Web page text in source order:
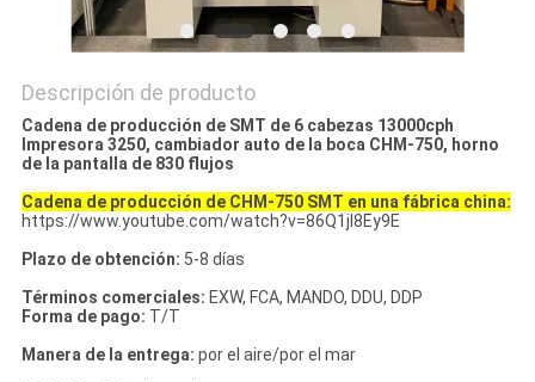
Descripción de producto
Cadena de producción de SMT de 6 cabezas 13000cph
Impresora 3250, cambiador auto de la boca CHM-750, horno
de la pantalla de 830 flujos
Cadena de producción de CHM-750 SMT en una fábrica china:
https://www.youtube.com/watch?v=86Q1jI8Ey9E
Plazo de obtención: 5-8 días
Términos comerciales: EXW, FCA, MANDO, DDU, DDP
Forma de pago: T/T
Manera de la entrega: por el aire/por el mar